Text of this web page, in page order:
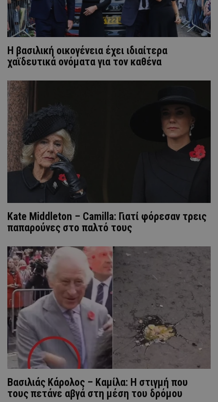
Η βασιλική οικογένεια έχει ιδιαίτερα
χαϊδευτικά ονόματα για τον καθένα
Kate Middleton – Camilla: Γιατί φόρεσαν τρεις
παπαρούνες στο παλτό τους
Βασιλιάς Κάρολος – Καμίλα: Η στιγμή που
τους πετάνε αβγά στη μέση του δρόμου